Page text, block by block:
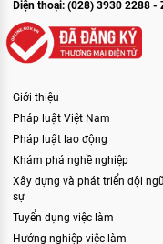
Điện thoại: (028) 3930 2288 -
Giới thiệu
Pháp luật Việt Nam
Pháp luật lao động
Khám phá nghề nghiệp
Xây dựng và phát triển đội
sự
Tuyển dụng việc làm
Hướng nghiệp việc làm